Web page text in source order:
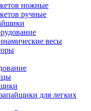
ножные
ручные
весы
для легких